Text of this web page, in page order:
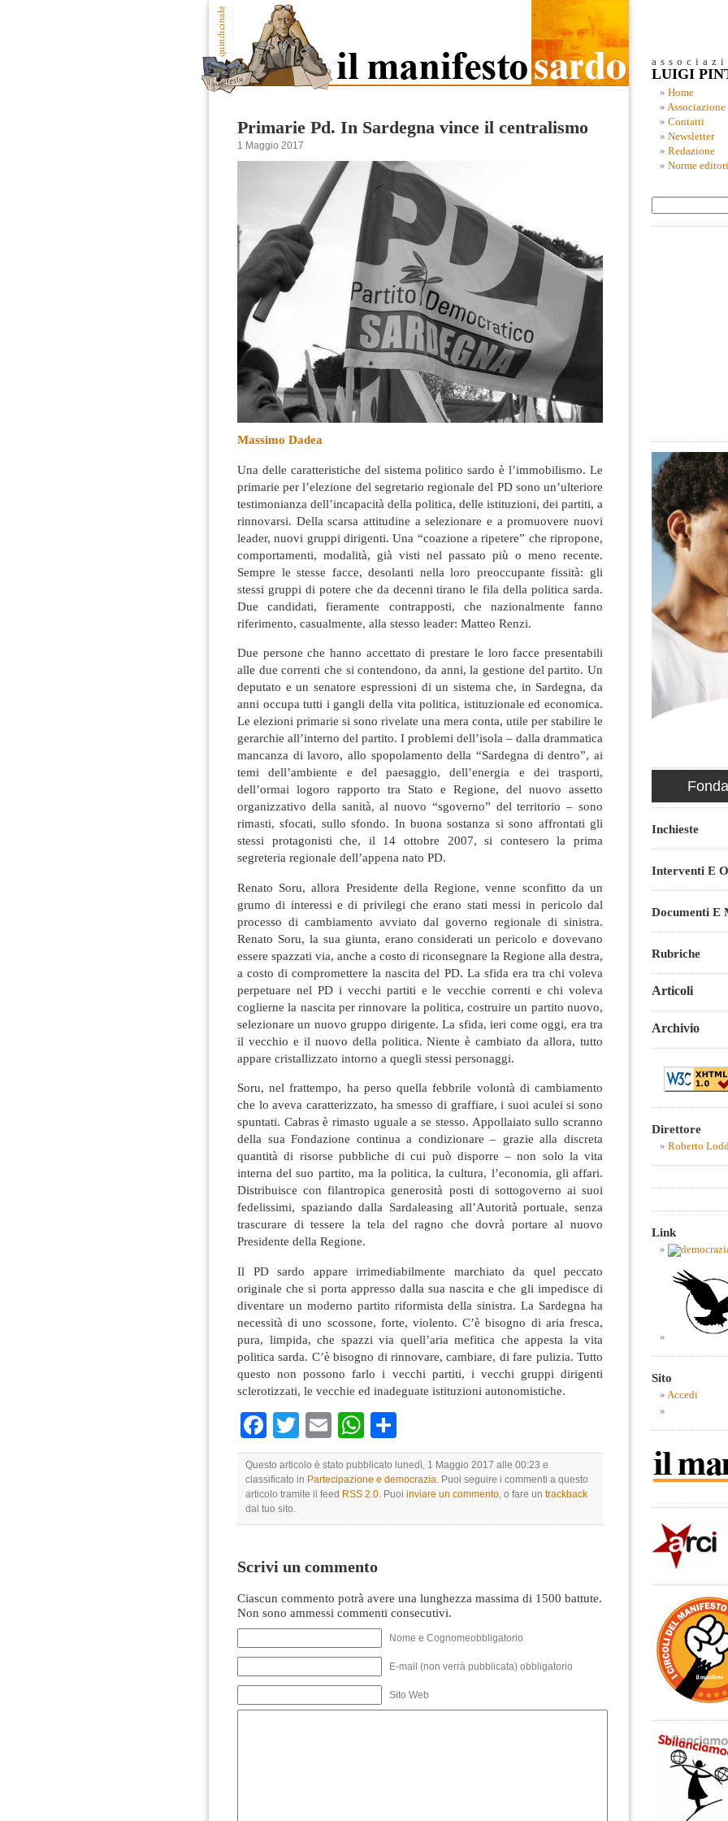
Primarie Pd. In Sardegna vince il centralismo
1 Maggio 2017
Massimo Dadea
Una delle caratteristiche del sistema politico sardo è l’immobilismo. Le
primarie per l’elezione del segretario regionale del PD sono un’ulteriore
testimonianza dell’incapacità della politica, delle istituzioni, dei partiti, a
rinnovarsi. Della scarsa attitudine a selezionare e a promuovere nuovi
leader, nuovi gruppi dirigenti. Una “coazione a ripetere” che ripropone,
comportamenti, modalità, già visti nel passato più o meno recente.
Sempre le stesse facce, desolanti nella loro preoccupante fissità: gli
stessi gruppi di potere che da decenni tirano le fila della politica sarda.
Due candidati, fieramente contrapposti, che nazionalmente fanno
riferimento, casualmente, alla stesso leader: Matteo Renzi.
Due persone che hanno accettato di prestare le loro facce presentabili
alle due correnti che si contendono, da anni, la gestione del partito. Un
deputato e un senatore espressioni di un sistema che, in Sardegna, da
anni occupa tutti i gangli della vita politica, istituzionale ed economica.
Le elezioni primarie si sono rivelate una mera conta, utile per stabilire le
gerarchie all’interno del partito. I problemi dell’isola – dalla drammatica
mancanza di lavoro, allo spopolamento della “Sardegna di dentro”, ai
temi dell’ambiente e del paesaggio, dell’energia e dei trasporti,
dell’ormai logoro rapporto tra Stato e Regione, del nuovo assetto
organizzativo della sanità, al nuovo “sgoverno” del territorio – sono
rimasti, sfocati, sullo sfondo. In buona sostanza si sono affrontati gli
stessi protagonisti che, il 14 ottobre 2007, si contesero la prima
segreteria regionale dell’appena nato PD.
Renato Soru, allora Presidente della Regione, venne sconfitto da un
grumo di interessi e di privilegi che erano stati messi in pericolo dal
processo di cambiamento avviato dal governo regionale di sinistra.
Renato Soru, la sua giunta, erano considerati un pericolo e dovevano
essere spazzati via, anche a costo di riconsegnare la Regione alla destra,
a costo di compromettere la nascita del PD. La sfida era tra chi voleva
perpetuare nel PD i vecchi partiti e le vecchie correnti e chi voleva
coglierne la nascita per rinnovare la politica, costruire un partito nuovo,
selezionare un nuovo gruppo dirigente. La sfida, ieri come oggi, era tra
il vecchio e il nuovo della politica. Niente è cambiato da allora, tutto
appare cristallizzato intorno a quegli stessi personaggi.
Soru, nel frattempo, ha perso quella febbrile volontà di cambiamento
che lo aveva caratterizzato, ha smesso di graffiare, i suoi aculei si sono
spuntati. Cabras è rimasto uguale a se stesso. Appollaiato sullo scranno
della sua Fondazione continua a condizionare – grazie alla discreta
quantità di risorse pubbliche di cui può disporre – non solo la vita
interna del suo partito, ma la politica, la cultura, l’economia, gli affari.
Distribuisce con filantropica generosità posti di sottogoverno ai suoi
fedelissimi, spaziando dalla Sardaleasing all’Autorità portuale, senza
trascurare di tessere la tela del ragno che dovrà portare al nuovo
Presidente della Regione.
Il PD sardo appare irrimediabilmente marchiato da quel peccato
originale che si porta appresso dalla sua nascita e che gli impedisce di
diventare un moderno partito riformista della sinistra. La Sardegna ha
necessità di uno scossone, forte, violento. C’è bisogno di aria fresca,
pura, limpida, che spazzi via quell’aria mefitica che appesta la vita
politica sarda. C’è bisogno di rinnovare, cambiare, di fare pulizia. Tutto
questo non possono farlo i vecchi partiti, i vecchi gruppi dirigenti
sclerotizzati, le vecchie ed inadeguate istituzioni autonomistiche.
Facebook
Twitter
EmailWhatsApp
Questo articolo è stato pubblicato lunedì, 1 Maggio 2017 alle 00:23 e
classificato in Partecipazione e democrazia . Puoi seguire i commenti a questo
articolo tramite il feed RSS 2.0 . Puoi inviare un commento , o fare un trackback
dal tuo sito.
Scrivi un commento
Ciascun commento potrà avere una lunghezza massima di 1500 battute.
Non sono ammessi commenti consecutivi.
Nome e Cognomeobbligatorio
E-mail (non verrà pubblicata) obbligatorio
Sito Web
LUIGI
Home
Associazione
Contatti
Newsletter
Redazione
Norme
Inchieste
Interventi E
Documenti E
Rubriche
Articoli
Archivio
Direttore
Roberto
Link
Sito
Accedi